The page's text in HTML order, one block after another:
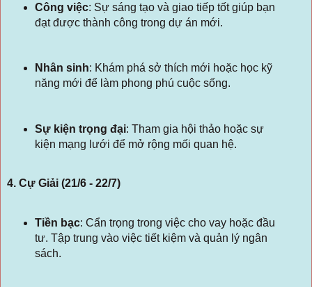
Công việc: Sự sáng tạo và giao tiếp tốt giúp bạn
đạt được thành công trong dự án mới.
Nhân sinh: Khám phá sở thích mới hoặc học kỹ
năng mới để làm phong phú cuộc sống.
Sự kiện trọng đại: Tham gia hội thảo hoặc sự
kiện mạng lưới để mở rộng mối quan hệ.
4. Cự Giải (21/6 - 22/7)
Tiền bạc: Cẩn trọng trong việc cho vay hoặc đầu
tư. Tập trung vào việc tiết kiệm và quản lý ngân
sách.